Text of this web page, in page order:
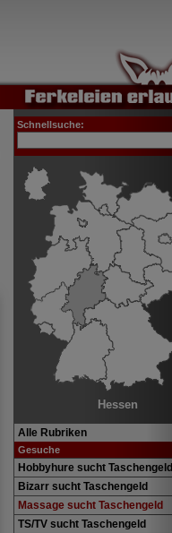
Schnellsuche:
Hessen
Alle Rubriken
Gesuche
Hobbyhure sucht Taschengeld
Bizarr sucht Taschengeld
Massage sucht Taschengeld
TS/TV sucht Taschengeld